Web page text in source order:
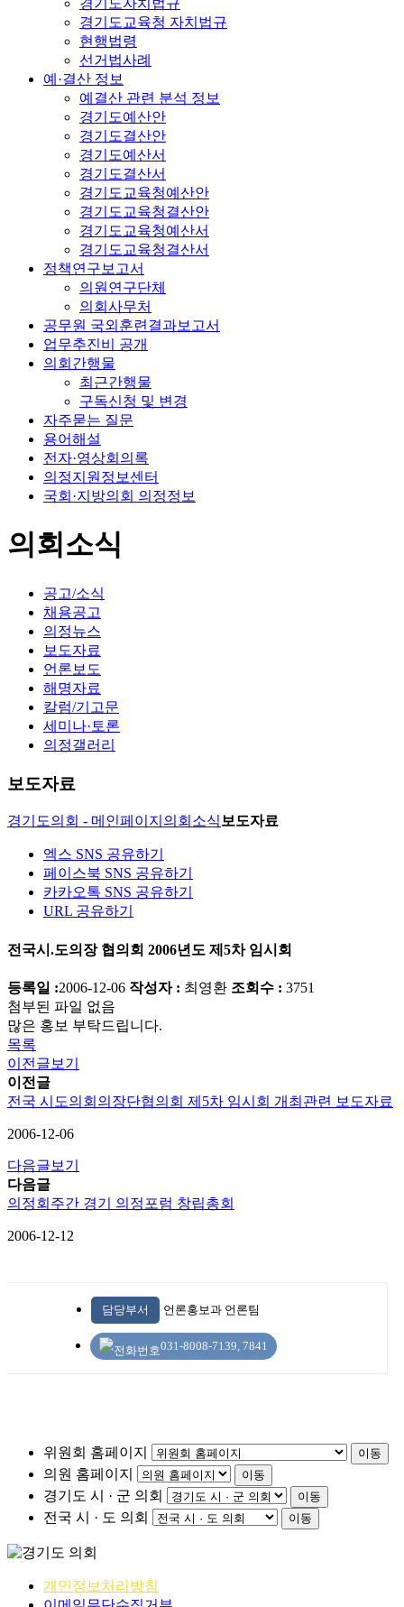
경기도자치법규
경기도교육청 자치법규
현행법령
선거법사례
예·결산 정보
예결산 관련 분석 정보
경기도예산안
경기도결산안
경기도예산서
경기도결산서
경기도교육청예산안
경기도교육청결산안
경기도교육청예산서
경기도교육청결산서
정책연구보고서
의원연구단체
의회사무처
공무원 국외훈련결과보고서
업무추진비 공개
의회간행물
최근간행물
구독신청 및 변경
자주묻는 질문
용어해설
전자·영상회의록
의정지원정보센터
국회·지방의회 의정정보
의회소식
공고/소식
채용공고
의정뉴스
보도자료
언론보도
해명자료
칼럼/기고문
세미나·토론
의정갤러리
보도자료
경기도의회 - 메인페이지 의회소식보도자료
엑스 SNS 공유하기
페이스북 SNS 공유하기
카카오톡 SNS 공유하기
URL 공유하기
전국시.도의장 협의회 2006년도 제5차 임시회
등록일 :2006-12-06 작성자 : 최영환 조회수 : 3751
첨부된 파일 없음
많은 홍보 부탁드립니다.
목록
이전글보기
이전글
전국 시도의회의장단협의회 제5차 임시회 개최관련 보도자료
2006-12-06
다음글보기
다음글
의정회주간 경기 의정포럼 창립총회
2006-12-12
담당부서 언론홍보과 언론팀
031-8008-7139, 7841
위원회 홈페이지 이동
의원 홈페이지 이동
경기도 시 · 군 의회 이동
전국 시 · 도 의회 이동
개인정보처리방침